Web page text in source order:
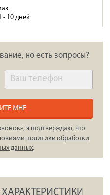
- 10 дней
но есть вопросы?
МНЕ
я подтверждаю, что
политики обработки
данных.
ХАРАКТЕРИСТИКИ